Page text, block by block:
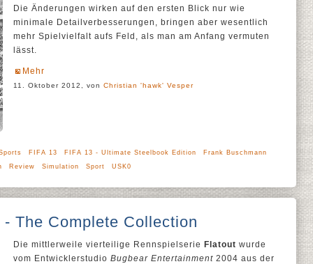
Die Änderungen wirken auf den ersten Blick nur wie
minimale Detailverbesserungen, bringen aber wesentlich
mehr Spielvielfalt aufs Feld, als man am Anfang vermuten
lässt.
Mehr
11. Oktober 2012, von Christian 'hawk' Vesper
FIFA 13 FIFA 13 - Ultimate Steelbook Edition
Frank Buschmann
Review Simulation Sport USK0
The Complete Collection
Die mittlerweile vierteilige Rennspielserie Flatout wurde
vom Entwicklerstudio Bugbear Entertainment 2004 aus der